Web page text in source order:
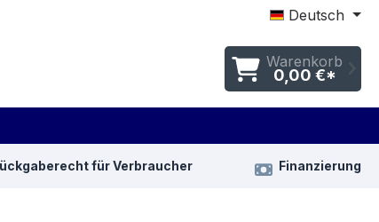
Deutsch
Warenkorb
0,00 €*
für Verbraucher Finanzierung